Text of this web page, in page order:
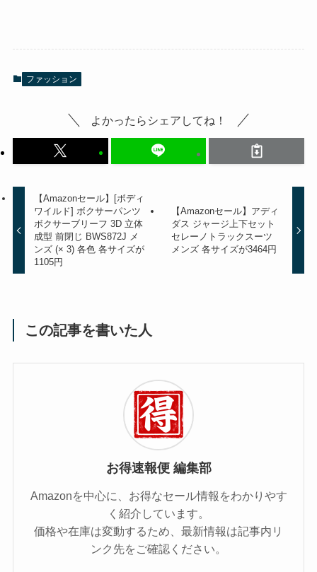
ファッション
よかったらシェアしてね！
【Amazonセール】[ボディ
ワイルド] ボクサーパンツ
ボクサーブリーフ 3D 立体
成型 前閉じ BWS872J メ
ンズ (× 3) 各色 各サイズが
1105円
【Amazonセール】アディ
ダス ジャージ上下セット
セレーノトラックスーツ
メンズ 各サイズが3464円
この記事を書いた人
お得速報便 編集部
Amazonを中心に、お得なセール情報をわかりやす
く紹介しています。
価格や在庫は変動するため、最新情報は記事内リ
ンク先をご確認ください。